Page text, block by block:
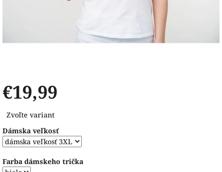
€19,99
cena:
Zvoľte variant
Dámska veľkosť
Farba dámskeho trička